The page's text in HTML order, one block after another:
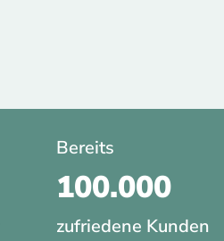
Bereits
100.000
zufriedene Kunden